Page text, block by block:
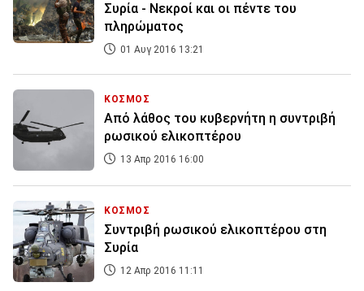
Συρία - Νεκροί και οι πέντε του
πληρώματος
01 Αυγ 2016 13:21
ΚΟΣΜΟΣ
Από λάθος του κυβερνήτη η συντριβή
ρωσικού ελικοπτέρου
13 Απρ 2016 16:00
ΚΟΣΜΟΣ
Συντριβή ρωσικού ελικοπτέρου στη
Συρία
12 Απρ 2016 11:11